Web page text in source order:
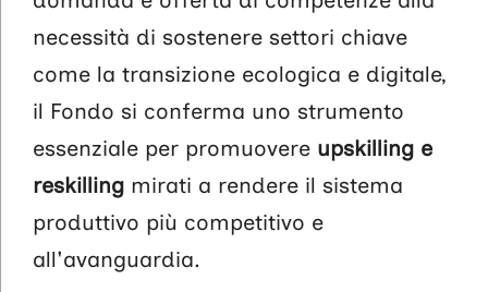
necessità di sostenere settori chiave
come la transizione ecologica e digitale,
il Fondo si conferma uno strumento
essenziale per promuovere upskilling e
reskilling mirati a rendere il sistema
produttivo più competitivo e
all'avanguardia.